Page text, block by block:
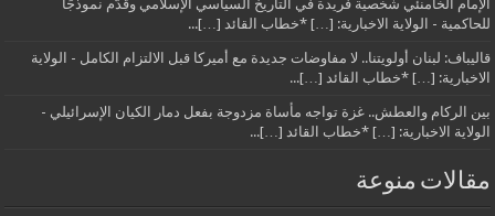
الإمام الخامنئي شخصية فريدة في التاريخ السياسي الإسلامي وقدّم نموذجًا
للحاكمية - الولاية الاخبارية: […] *خطاب القائد […]...
قاليباف: لبنان أولويتنا.. لا مفاوضات جديدة مع أميركا قبل الالتزام الكامل - الولاية
الاخبارية: […] *خطاب القائد […]...
بين الركام والعطش.. غزة تواجه مأساة مزدوجة بفعل دمار الكيان الإسرائيلي -
الولاية الاخبارية: […] *خطاب القائد […]...
مقالات منوعة